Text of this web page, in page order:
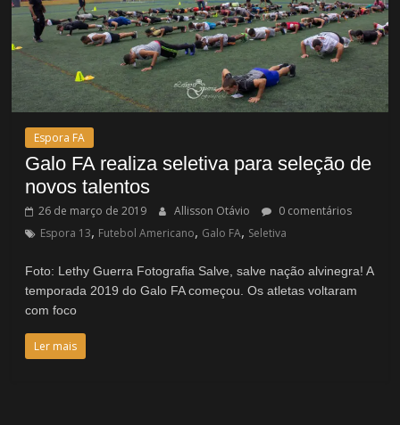
Espora FA
Galo FA realiza seletiva para seleção de
novos talentos
26 de março de 2019 Allisson Otávio
0 comentários
Espora 13, Futebol Americano, Galo FA, Seletiva
Foto: Lethy Guerra Fotografia Salve, salve nação alvinegra! A
temporada 2019 do Galo FA começou. Os atletas voltaram
com foco
Ler mais